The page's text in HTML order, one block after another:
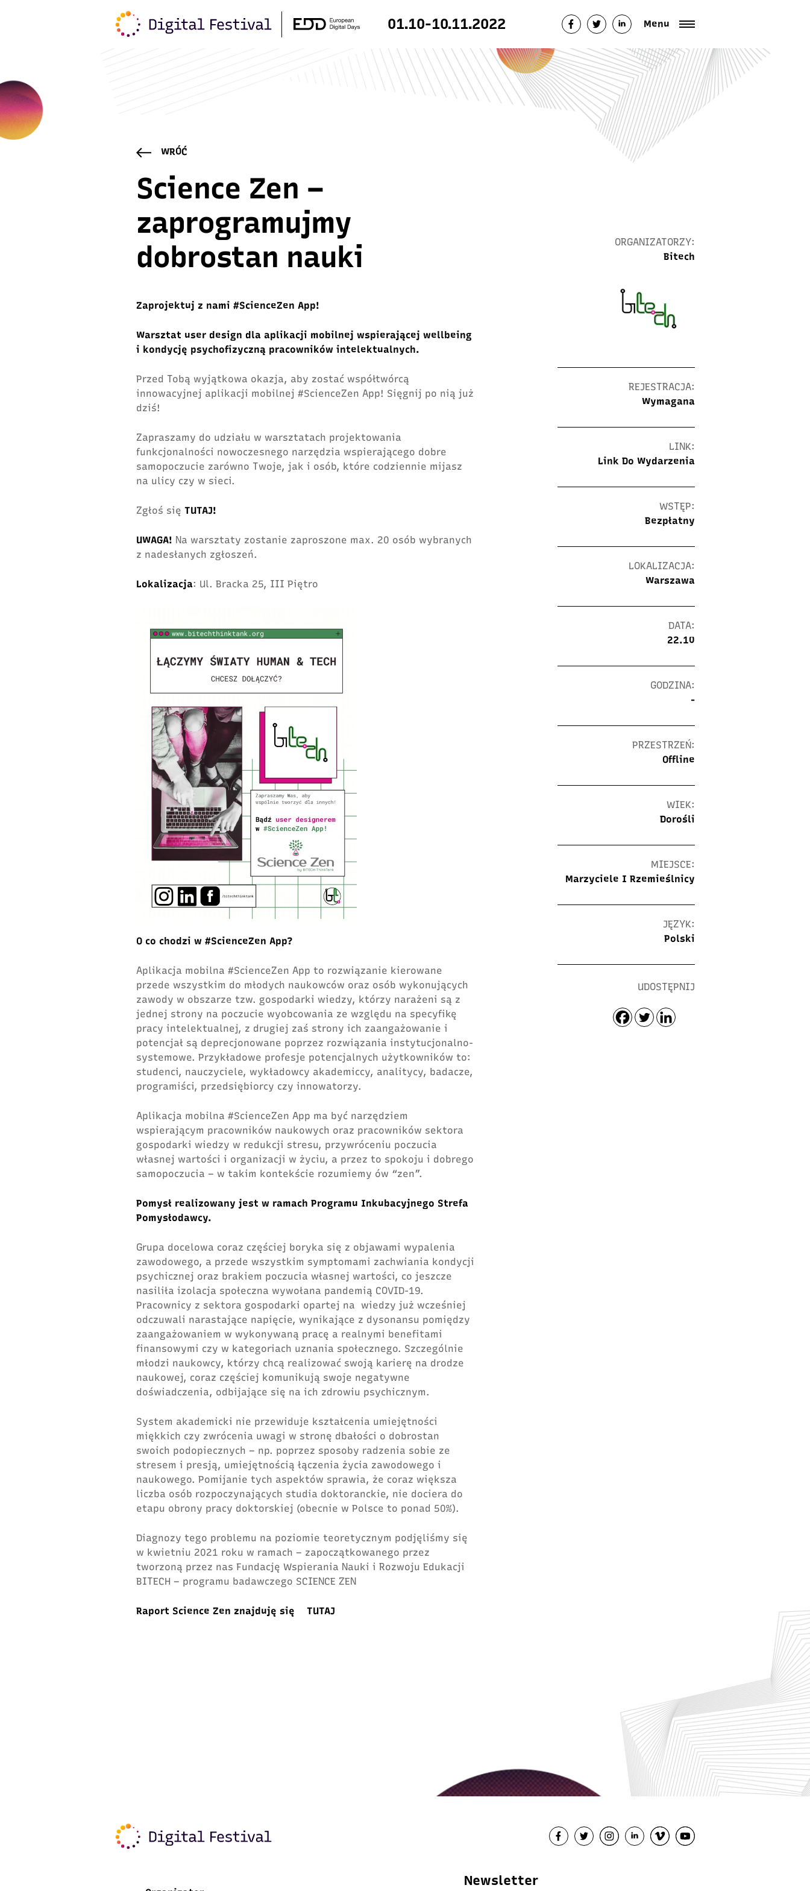
01.10-10.11.2022 Menu
WRÓĆ
Science Zen –
zaprogramujmy
dobrostan nauki
Zaprojektuj z nami #ScienceZen App!
Warsztat user design dla aplikacji mobilnej wspierającej wellbeing
i kondycję psychofizyczną pracowników intelektualnych.
Przed Tobą wyjątkowa okazja, aby zostać współtwórcą
innowacyjnej aplikacji mobilnej #ScienceZen App! Sięgnij po nią już
dziś!
Zapraszamy do udziału w warsztatach projektowania
funkcjonalności nowoczesnego narzędzia wspierającego dobre
samopoczucie zarówno Twoje, jak i osób, które codziennie mijasz
na ulicy czy w sieci.
Zgłoś się TUTAJ!
UWAGA! Na warsztaty zostanie zaproszone max. 20 osób wybranych
z nadesłanych zgłoszeń.
Lokalizacja: Ul. Bracka 25, III Piętro
O co chodzi w #ScienceZen App?
Aplikacja mobilna #ScienceZen App to rozwiązanie kierowane
przede wszystkim do młodych naukowców oraz osób wykonujących
zawody w obszarze tzw. gospodarki wiedzy, którzy narażeni są z
jednej strony na poczucie wyobcowania ze względu na specyfikę
pracy intelektualnej, z drugiej zaś strony ich zaangażowanie i
potencjał są deprecjonowane poprzez rozwiązania instytucjonalno-
systemowe. Przykładowe profesje potencjalnych użytkowników to:
studenci, nauczyciele, wykładowcy akademiccy, analitycy, badacze,
programiści, przedsiębiorcy czy innowatorzy.
Aplikacja mobilna #ScienceZen App ma być narzędziem
wspierającym pracowników naukowych oraz pracowników sektora
gospodarki wiedzy w redukcji stresu, przywróceniu poczucia
własnej wartości i organizacji w życiu, a przez to spokoju i dobrego
samopoczucia – w takim kontekście rozumiemy ów “zen”.
Pomysł realizowany jest w ramach Programu Inkubacyjnego Strefa
Pomysłodawcy.
Grupa docelowa coraz częściej boryka się z objawami wypalenia
zawodowego, a przede wszystkim symptomami zachwiania kondycji
psychicznej oraz brakiem poczucia własnej wartości, co jeszcze
nasiliła izolacja społeczna wywołana pandemią COVID-19.
Pracownicy z sektora gospodarki opartej na wiedzy już wcześniej
odczuwali narastające napięcie, wynikające z dysonansu pomiędzy
zaangażowaniem w wykonywaną pracę a realnymi benefitami
finansowymi czy w kategoriach uznania społecznego. Szczególnie
młodzi naukowcy, którzy chcą realizować swoją karierę na drodze
naukowej, coraz częściej komunikują swoje negatywne
doświadczenia, odbijające się na ich zdrowiu psychicznym.
System akademicki nie przewiduje kształcenia umiejętności
miękkich czy zwrócenia uwagi w stronę dbałości o dobrostan
swoich podopiecznych – np. poprzez sposoby radzenia sobie ze
stresem i presją, umiejętnością łączenia życia zawodowego i
naukowego. Pomijanie tych aspektów sprawia, że coraz większa
liczba osób rozpoczynających studia doktoranckie, nie dociera do
etapu obrony pracy doktorskiej (obecnie w Polsce to ponad 50%).
Diagnozy tego problemu na poziomie teoretycznym podjęliśmy się
w kwietniu 2021 roku w ramach – zapoczątkowanego przez
tworzoną przez nas Fundację Wspierania Nauki i Rozwoju Edukacji
BITECH – programu badawczego SCIENCE ZEN
Raport Science Zen znajduję się TUTAJ
ORGANIZATORZY:
Bitech
REJESTRACJA:
Wymagana
LINK:
Link Do Wydarzenia
WSTĘP:
Bezpłatny
LOKALIZACJA:
Warszawa
DATA:
22.10
GODZINA:
-
PRZESTRZEŃ:
Offline
WIEK:
Dorośli
MIEJSCE:
Marzyciele I Rzemieślnicy
JĘZYK:
Polski
UDOSTĘPNIJ
Newsletter